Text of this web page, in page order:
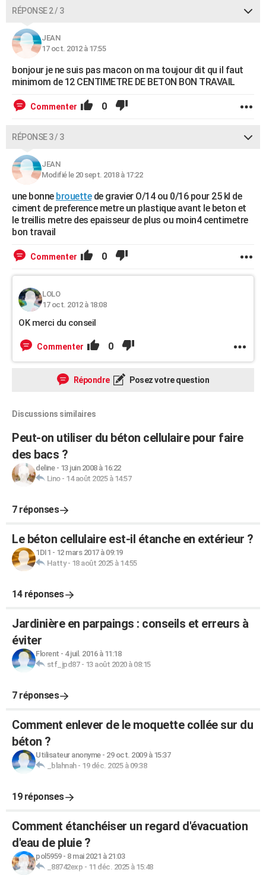
RÉPONSE 2 / 3
JEAN
17 oct. 2012 à 17:55
bonjour je ne suis pas macon on ma toujour dit qu il faut
minimom de 12 CENTIMETRE DE BETON BON TRAVAIL
Commenter 0
RÉPONSE 3 / 3
JEAN
Modifié le 20 sept. 2018 à 17:22
une bonne brouettede gravier O/14 ou 0/16 pour 25 kl de
ciment de preference metre un plastique avant le beton et
le treillis metre des epaisseur de plus ou moin4 centimetre
bon travail
Commenter 0
LOLO
17 oct. 2012 à 18:08
OK merci du conseil
Commenter 0
Répondre Posez votre question
Discussions similaires
Peut-on utiliser du béton cellulaire pour faire
des bacs ?
deline- 13 juin 2008 à 16:22
Lino- 14 août 2025 à 14:57
7 réponses
Le béton cellulaire est-il étanche en extérieur ?
1DI1 - 12 mars 2017 à 09:19
Hatty- 18 août 2025 à 14:55
14 réponses
Jardinière en parpaings : conseils et erreurs à
éviter
Florent - 4 juil. 2016 à 11:18
stf_jpd87- 13 août 2020 à 08:15
7 réponses
Comment enlever de le moquette collée sur du
béton ?
Utilisateur anonyme- 29 oct. 2009 à 15:37
_blahnah- 19 déc. 2025 à 09:38
19 réponses
Comment étanchéiser un regard d'évacuation
d'eau de pluie ?
pol5959- 8 mai 2021 à 21:03
_88742exp - 11 déc. 2025 à 15:48